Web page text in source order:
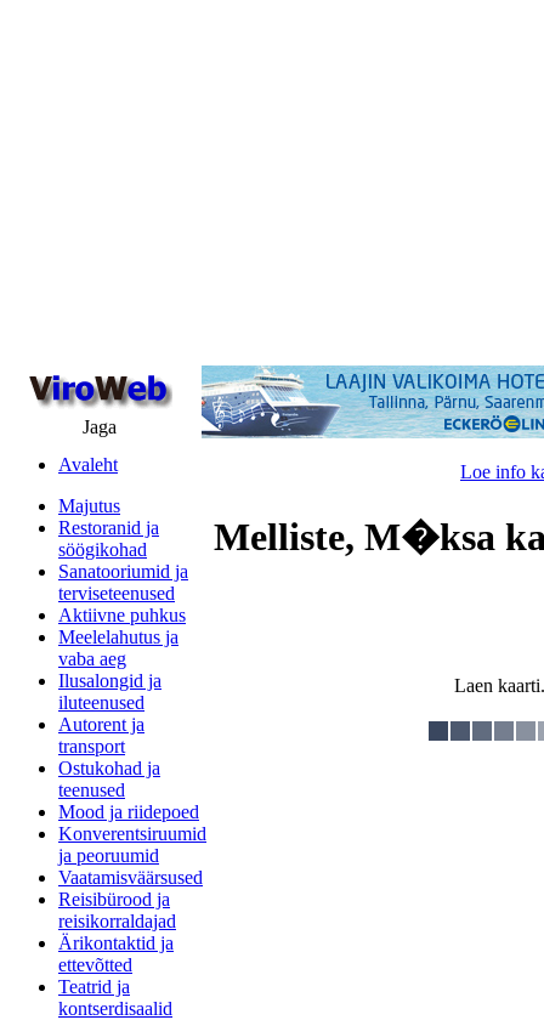
Jaga
Avaleht
Majutus
Restoranid ja
söögikohad
Sanatooriumid ja
terviseteenused
Aktiivne puhkus
Meelelahutus ja
vaba aeg
Ilusalongid ja
iluteenused
Autorent ja
transport
Ostukohad ja
teenused
Mood ja riidepoed
Konverentsiruumid
ja peoruumid
Vaatamisväärsused
Reisibürood ja
reisikorraldajad
Ärikontaktid ja
ettevõtted
Teatrid ja
kontserdisaalid
Loe info
Melliste, M�ksa
Laen